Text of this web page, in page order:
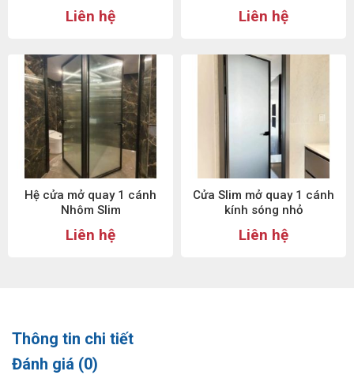
Liên hệ Liên hệ
Hệ cửa mở quay 1 cánh
Nhôm Slim
Liên hệ
Cửa Slim mở quay 1 cánh
kính sóng nhỏ
Liên hệ
Thông tin chi tiết
Đánh giá (0)